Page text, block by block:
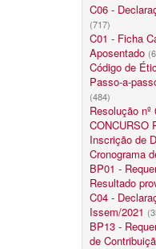
C06 -
(717)
C01 - Ficha
Aposentado
Código de
Passo-a-
(484)
Resolução
CONCURSO
Inscrição de
Cronograma
BP01 -
Resultado
C04 -
Issem/2021
BP13 -
de